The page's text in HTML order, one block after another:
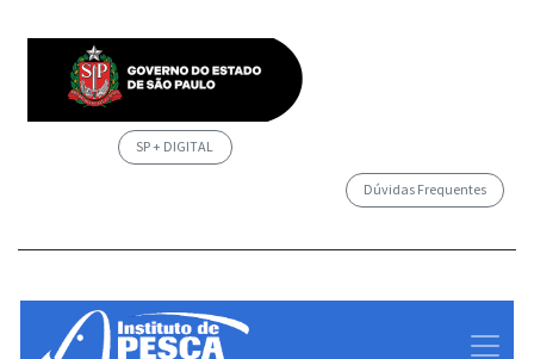
SP + DIGITAL
Dúvidas Frequentes